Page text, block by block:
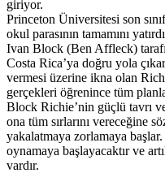
giriyor.
Princeton Üniversitesi son
okul parasının tamamını
Ivan Block (Ben Affleck)
Costa Rica’ya doğru yola
vermesi üzerine ikna olan
gerçekleri öğrenince tüm
Block Richie’nin güçlü tavrı
ona tüm sırlarını vereceğine
yakalatmaya zorlamaya
oynamaya başlayacaktır ve
vardır.